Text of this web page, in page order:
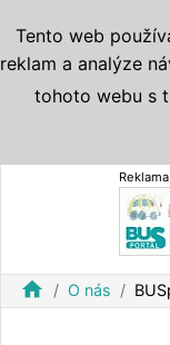
Reklama
home O nás
Tento web
reklam a analýze
tohoto webu s